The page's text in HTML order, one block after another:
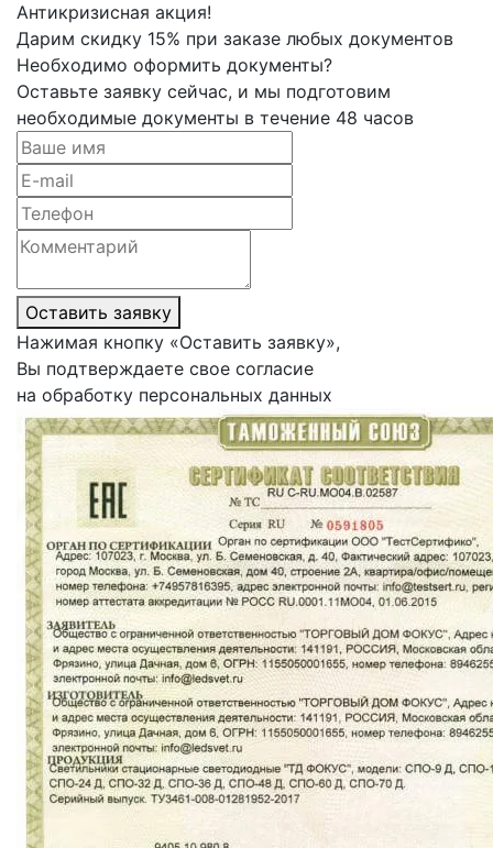
Антикризисная акция!
Дарим скидку 15% при заказе любых документов
Необходимо оформить документы?
Оставьте заявку сейчас, и мы подготовим
необходимые документы в течение 48 часов
Оставить заявку
Нажимая кнопку «Оставить заявку»,
Вы подтверждаете свое согласие
на обработку персональных данных